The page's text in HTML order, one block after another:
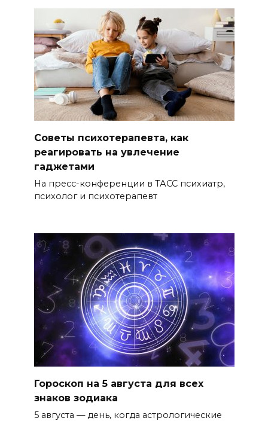
Советы психотерапевта, как
реагировать на увлечение
гаджетами
На пресс-конференции в ТАСС психиатр,
психолог и психотерапевт
Гороскоп на 5 августа для всех
знаков зодиака
5 августа — день, когда астрологические